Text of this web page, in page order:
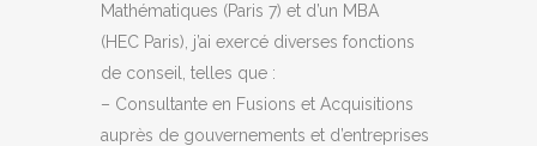
Mathématiques (Paris 7) et d’un MBA
(HEC Paris), j’ai exercé diverses fonctions
de conseil, telles que :
– Consultante en Fusions et Acquisitions
auprès de gouvernements et d’entreprises